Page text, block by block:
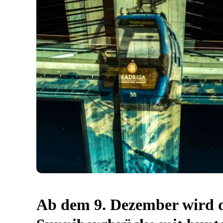
Ab dem 9. Dezember wird